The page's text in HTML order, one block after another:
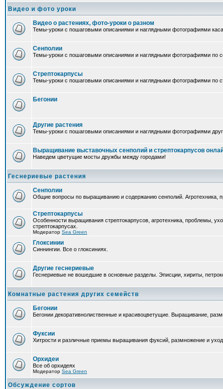
Видео и фото уроки
Видео о растениях, фото-уроки о разном
Темы-уроки с пошаговыми описаниями и наглядными фотографиями
Сенполии
Темы-уроки с пошаговыми описаниями и наглядными фотографиями по
Стрептокарпусы
Темы-уроки с пошаговыми описаниями и наглядными фотографиями по
Бегонии
Другие растения
Темы-уроки с пошаговыми описаниями и наглядными фотографиями
Выращивание выставочных сенполий и стрептокарпусов
Наведем цветущие мосты дружбы между городами!
Геснериевые растения
Сенполии
Общие вопросы по выращиванию и содержанию сенполий. Агротехника,
Стрептокарпусы
Особенности выращивания стрептокарпусов, агротехника, проблемы,
стрептокарпусах.
Модератор Sea Green
Глоксинии
Синнингии. Все о глоксиниях.
Другие геснериевые
Геснериевые не вошедшие в основные разделы. Эписции, хириты,
Комнатные растения других семейств
Бегонии
Бегонии декоративнолиственные и красивоцветущие. Выращивание,
Фуксии
Хитрости и различные приемы выращивания фуксий, размножение и
Орхидеи
Все об орхидеях
Модератор Sea Green
Обсуждение сортов